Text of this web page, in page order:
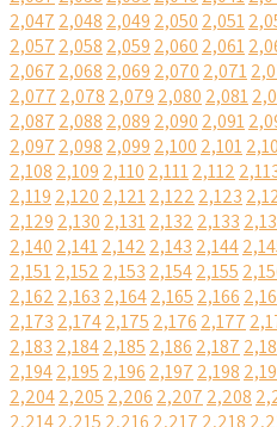
2,047 2,048 2,049 2,050 2,051
2,057 2,058 2,059 2,060 2,061
2,067 2,068 2,069 2,070 2,071
2,077 2,078 2,079 2,080 2,081
2,087 2,088 2,089 2,090 2,091
2,097 2,098 2,099 2,100 2,101
2,108 2,109 2,110 2,1112,112
2,119 2,120 2,1212,122 2,123
2,129 2,130 2,1312,132 2,133
2,140 2,1412,142 2,143 2,144
2,1512,152 2,153 2,1542,155
2,162 2,163 2,1642,165 2,166
2,173 2,1742,175 2,176 2,177
2,183 2,1842,185 2,186 2,187
2,1942,195 2,196 2,197 2,198
2,2042,205 2,206 2,207 2,208